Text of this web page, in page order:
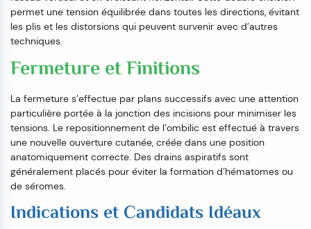
permet une tension équilibrée dans toutes les directions, évitant
les plis et les distorsions qui peuvent survenir avec d’autres
techniques.
Fermeture et Finitions
La fermeture s’effectue par plans successifs avec une attention
particulière portée à la jonction des incisions pour minimiser les
tensions. Le repositionnement de l’ombilic est effectué à travers
une nouvelle ouverture cutanée, créée dans une position
anatomiquement correcte. Des drains aspiratifs sont
généralement placés pour éviter la formation d’hématomes ou
de séromes.
Indications et Candidats Idéaux